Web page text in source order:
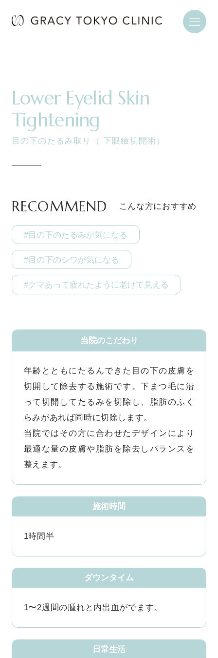
Lower Eyelid Skin
Tightening
目の下のたるみ取り（ 下眼瞼切開術）
RECOMMEND こんな方におすすめ
#目の下のたるみが気になる
#目の下のシワが気になる
#クマあって疲れたように老けて見える
当院のこだわり
年齢とともにたるんできた目の下の皮膚を
切開して除去する施術です。下まつ毛に沿
って切開してたるみを切除し、脂肪のふく
らみがあれば同時に切除します。
当院ではその方に合わせたデザインにより
最適な量の皮膚や脂肪を除去しバランスを
整えます。
施術時間
1時間半
ダウンタイム
1〜2週間の腫れと内出血がでます。
日常生活